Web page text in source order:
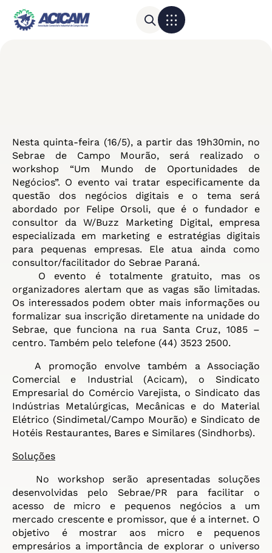
Nesta quinta-feira (16/5), a partir das 19h30min, no
Sebrae de Campo Mourão, será realizado o
workshop “Um Mundo de Oportunidades de
Negócios”. O evento vai tratar especificamente da
questão dos negócios digitais e o tema será
abordado por Felipe Orsoli, que é o fundador e
consultor da W/Buzz Marketing Digital, empresa
especializada em marketing e estratégias digitais
para pequenas empresas. Ele atua ainda como
consultor/facilitador do Sebrae Paraná.
O evento é totalmente gratuito, mas os
organizadores alertam que as vagas são limitadas.
Os interessados podem obter mais informações ou
formalizar sua inscrição diretamente na unidade do
Sebrae, que funciona na rua Santa Cruz, 1085 –
centro. Também pelo telefone (44) 3523 2500.
A promoção envolve também a Associação
Comercial e Industrial (Acicam), o Sindicato
Empresarial do Comércio Varejista, o Sindicato das
Indústrias Metalúrgicas, Mecânicas e do Material
Elétrico (Sindimetal/Campo Mourão) e Sindicato de
Hotéis Restaurantes, Bares e Similares (Sindhorbs).
Soluções
No workshop serão apresentadas soluções
desenvolvidas pelo Sebrae/PR para facilitar o
acesso de micro e pequenos negócios a um
mercado crescente e promissor, que é a internet. O
objetivo é mostrar aos micro e pequenos
empresários a importância de explorar o universo